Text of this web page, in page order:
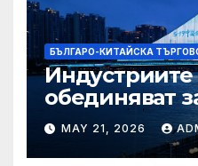
БЪЛГАРО-КИТАЙСКА
Индустриите
обединяват
културния и
MAY 21, 2026